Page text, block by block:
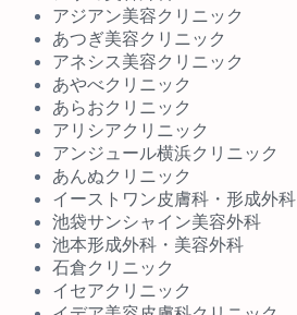
アジアン美容クリニック
あつぎ美容クリニック
アネシス美容クリニック
あやべクリニック
あらおクリニック
アリシアクリニック
アンジュール横浜クリニック
あんぬクリニック
イーストワン皮膚科・形成外科
池袋サンシャイン美容外科
池本形成外科・美容外科
石倉クリニック
イセアクリニック